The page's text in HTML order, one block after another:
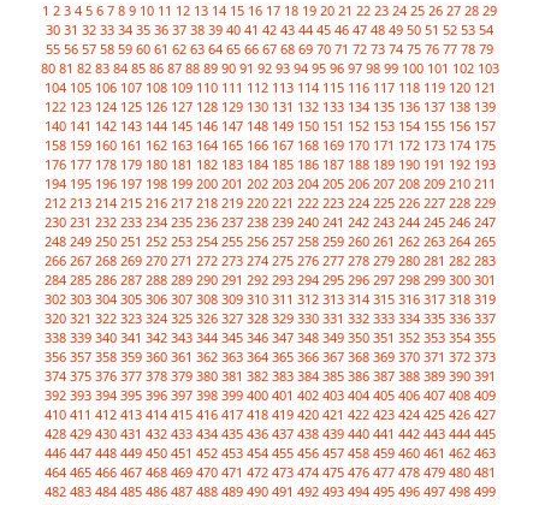
1 2 3 4 5 6 7 8 9 10 11 12 13 14 15 16 17 18 19 20 21 22 23 24 25 26 27 28 29
30 31 32 33 34 35 36 37 38 39 40 41 42 43 44 45 46 47 48 49 50 51 52 53 54
55 56 57 58 59 60 61 62 63 64 65 66 67 68 69 70 71 72 73 74 75 76 77 78 79
80 81 82 83 84 85 86 87 88 89 90 91 92 93 94 95 96 97 98 99 100 101 102 103
104 105 106 107 108 109 110 111 112 113 114 115 116 117 118 119 120 121
122 123 124 125 126 127 128 129 130 131 132 133 134 135 136 137 138 139
140 141 142 143 144 145 146 147 148 149 150 151 152 153 154 155 156 157
158 159 160 161 162 163 164 165 166 167 168 169 170 171 172 173 174 175
176 177 178 179 180 181 182 183 184 185 186 187 188 189 190 191 192 193
194 195 196 197 198 199 200 201 202 203 204 205 206 207 208 209 210 211
212 213 214 215 216 217 218 219 220 221 222 223 224 225 226 227 228 229
230 231 232 233 234 235 236 237 238 239 240 241 242 243 244 245 246 247
248 249 250 251 252 253 254 255 256 257 258 259 260 261 262 263 264 265
266 267 268 269 270 271 272 273 274 275 276 277 278 279 280 281 282 283
284 285 286 287 288 289 290 291 292 293 294 295 296 297 298 299 300 301
302 303 304 305 306 307 308 309 310 311 312 313 314 315 316 317 318 319
320 321 322 323 324 325 326 327 328 329 330 331 332 333 334 335 336 337
338 339 340 341 342 343 344 345 346 347 348 349 350 351 352 353 354 355
356 357 358 359 360 361 362 363 364 365 366 367 368 369 370 371 372 373
374 375 376 377 378 379 380 381 382 383 384 385 386 387 388 389 390 391
392 393 394 395 396 397 398 399 400 401 402 403 404 405 406 407 408 409
410 411 412 413 414 415 416 417 418 419 420 421 422 423 424 425 426 427
428 429 430 431 432 433 434 435 436 437 438 439 440 441 442 443 444 445
446 447 448 449 450 451 452 453 454 455 456 457 458 459 460 461 462 463
464 465 466 467 468 469 470 471 472 473 474 475 476 477 478 479 480 481
482 483 484 485 486 487 488 489 490 491 492 493 494 495 496 497 498 499